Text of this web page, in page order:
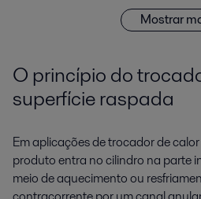
Mostrar
O princípio do
superfície raspada
Em aplicações de trocador de
produto entra no cilindro na parte
meio de aquecimento ou